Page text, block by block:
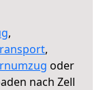
,
,
oder
nach Zell